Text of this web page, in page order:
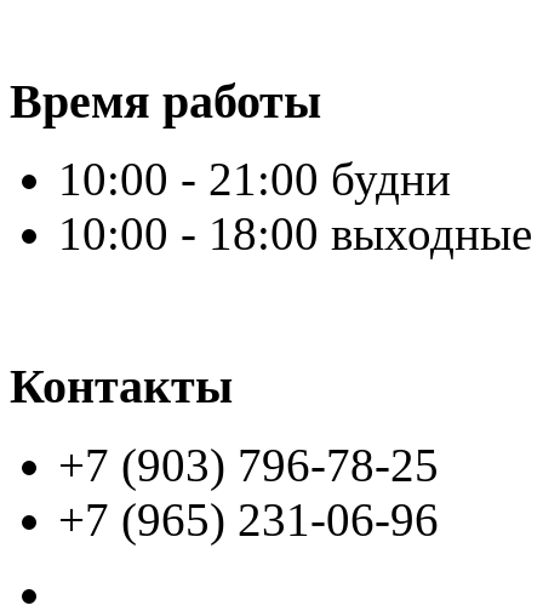
Время работы
10:00 - 21:00 будни
10:00 - 18:00 выходные
Контакты
+7 (903) 796-78-25
+7 (965) 231-06-96